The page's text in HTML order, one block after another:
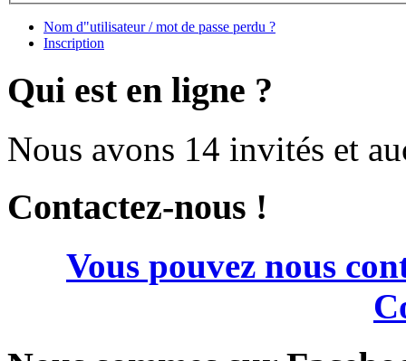
Nom d"utilisateur / mot de passe perdu ?
Inscription
Qui est en ligne ?
Nous avons 14 invités et
Contactez-nous !
Vous pouvez nous